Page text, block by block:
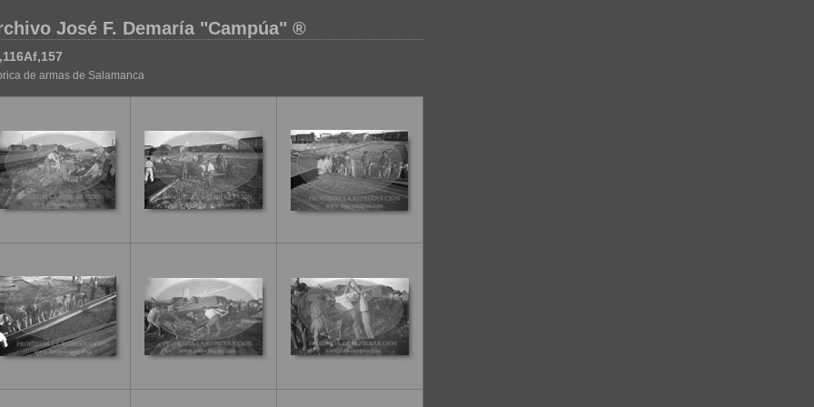
José F. Demaría "Campúa" ®
de armas de Salamanca